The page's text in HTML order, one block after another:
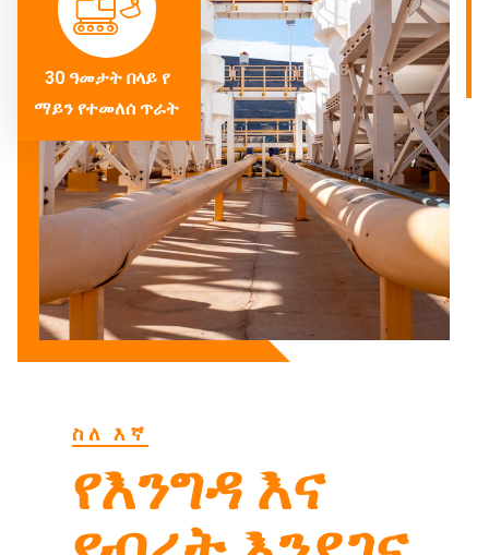
30 ዓመታት በላይ የ
ማይን የተመለሰ ጥራት
ስለ እኛ
የእንግዳ እና